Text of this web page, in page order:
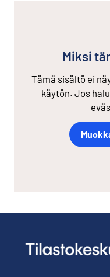
Miksi
Tämä sisältö ei
käytön. Jos